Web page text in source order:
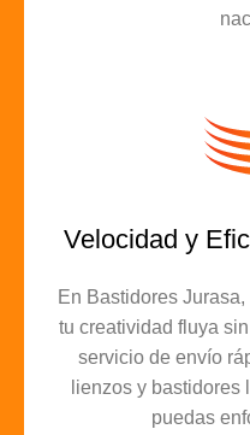
Velocidad y
En Bastidores
tu creatividad fluya
servicio de envío
lienzos y bastidores
puedas